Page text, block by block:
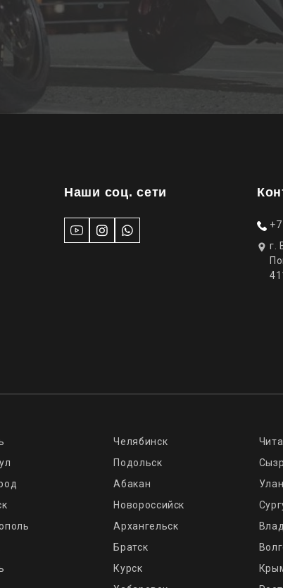
Наши соц. сети
г.
Челябинск Чита
Подольск
Абакан
Новороссийск
Архангельск
Братск
Курск